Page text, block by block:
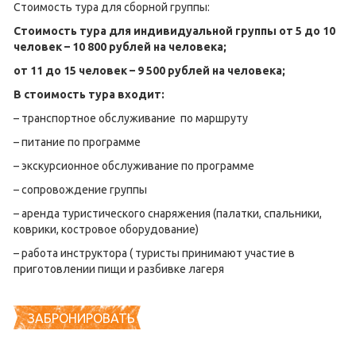
Стоимость тура для сборной группы:
Стоимость тура для индивидуальной группы от 5 до 10
человек – 10 800 рублей на человека;
от 11 до 15 человек – 9 500 рублей на человека;
В стоимость тура входит:
– транспортное обслуживание по маршруту
– питание по программе
– экскурсионное обслуживание по программе
– сопровождение группы
– аренда туристического снаряжения (палатки, спальники,
коврики, костровое оборудование)
– работа инструктора ( туристы принимают участие в
приготовлении пищи и разбивке лагеря
ЗАБРОНИРОВАТЬ